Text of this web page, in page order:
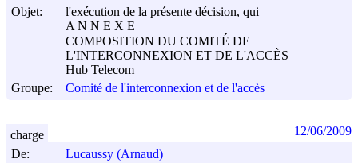
Objet:
l'exécution de la présente décision, qui
A N N E X E
COMPOSITION DU COMITÉ DE
L'INTERCONNEXION ET DE L'ACCÈS
Hub Telecom
Groupe:
Comité de l'interconnexion et de l'accès
De:
Lucaussy (Arnaud)
charge 12/06/2009